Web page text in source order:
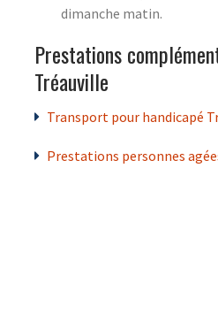
dimanche matin.
Prestations
Tréauville
Transport pour handicapé
Prestations personnes